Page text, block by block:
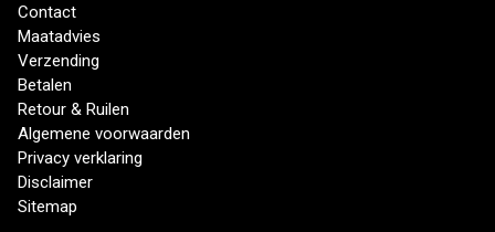
Contact
Maatadvies
Verzending
Betalen
Retour & Ruilen
Algemene voorwaarden
Privacy verklaring
Disclaimer
Sitemap